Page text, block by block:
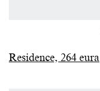
Residence, 264 eura